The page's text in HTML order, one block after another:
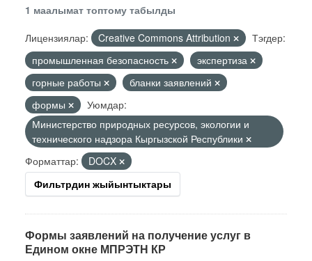
1 маалымат топтому табылды
Лицензиялар:
Creative Commons Attribution
Тэгдер:
промышленная безопасность
экспертиза
горные работы
бланки заявлений
формы
Уюмдар:
Министерство природных ресурсов, экологии и
технического надзора Кыргызской Республики
Форматтар:
DOCX
Фильтрдин жыйынтыктары
Формы заявлений на получение услуг в
Едином окне МПРЭТН КР